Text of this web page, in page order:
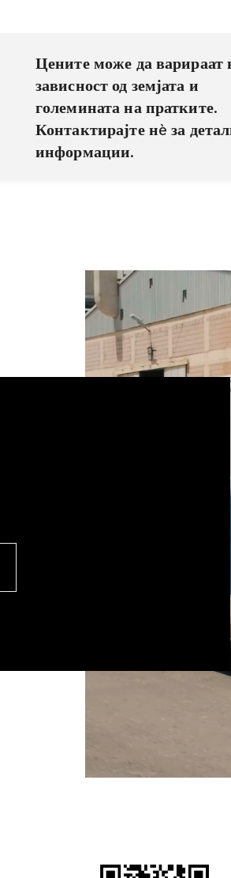
Цените може да варираат
зависност од земјата и
големината на пратките.
Контактирајте нè за
информации.